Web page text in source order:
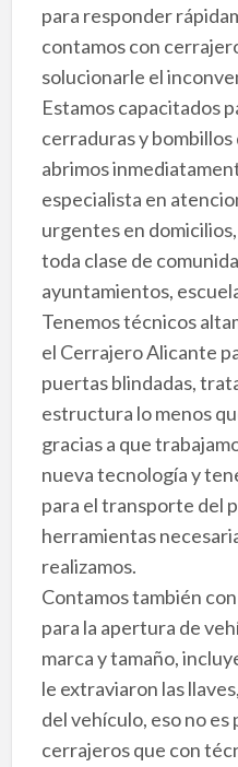
para responder
contamos con
solucionarle el
Estamos capacitados
cerraduras y
abrimos
especialista en
urgentes en
toda clase de
ayuntamientos,
Tenemos técnicos
el Cerrajero Alicante
puertas blindadas,
estructura lo menos
gracias a que
nueva tecnología y
para el transporte del
herramientas
realizamos.
Contamos también
para la apertura de
marca y tamaño,
le extraviaron las
del vehículo, eso no
cerrajeros que con